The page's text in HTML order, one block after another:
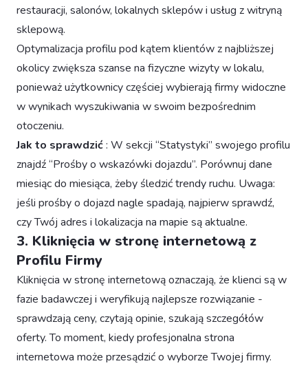
restauracji, salonów, lokalnych sklepów i usług z witryną
sklepową.
Optymalizacja profilu pod kątem klientów z najbliższej
okolicy zwiększa szanse na fizyczne wizyty w lokalu,
ponieważ użytkownicy częściej wybierają firmy widoczne
w wynikach wyszukiwania w swoim bezpośrednim
otoczeniu.
Jak to sprawdzić: W sekcji “Statystyki” swojego profilu
znajdź “Prośby o wskazówki dojazdu”. Porównuj dane
miesiąc do miesiąca, żeby śledzić trendy ruchu. Uwaga:
jeśli prośby o dojazd nagle spadają, najpierw sprawdź,
czy Twój adres i lokalizacja na mapie są aktualne.
3. Kliknięcia w stronę internetową z
Profilu Firmy
Kliknięcia w stronę internetową oznaczają, że klienci są w
fazie badawczej i weryfikują najlepsze rozwiązanie -
sprawdzają ceny, czytają opinie, szukają szczegółów
oferty. To moment, kiedy profesjonalna strona
internetowa może przesądzić o wyborze Twojej firmy.